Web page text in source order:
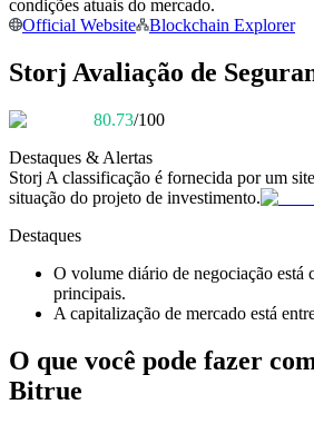
Informação
Análise de big data, incluindo
Guia
condições atuais do mercado.
Official Website
Blockchain Explorer
Storj Avaliação de
80.73/100
Destaques & Alertas
Storj A classificação é fornecida por um
situação do projeto de investimento.
Destaques
O volume diário de negociação está
principais.
A capitalização de mercado está
O que você pode fazer
Bitrue